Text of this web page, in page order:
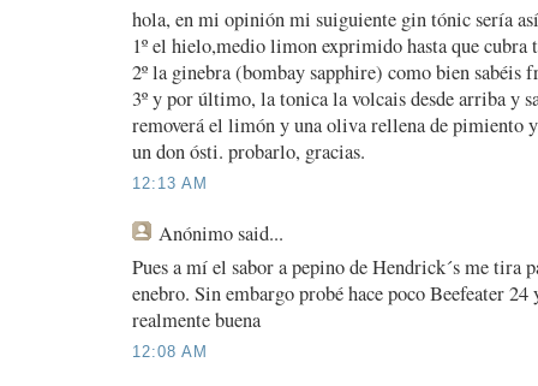
hola, en mi opinión mi suiguiente gin tónic sería
1º el hielo,medio limon exprimido hasta que cubra
2º la ginebra (bombay sapphire) como bien sabéis
3º y por último, la tonica la volcais desde arriba y
removerá el limón y una oliva rellena de pimiento
un don ósti. probarlo, gracias.
12:13 AM
Anónimosaid...
Pues a mí el sabor a pepino de Hendrick´s me tira
enebro. Sin embargo probé hace poco Beefeater 24
realmente buena
12:08 AM